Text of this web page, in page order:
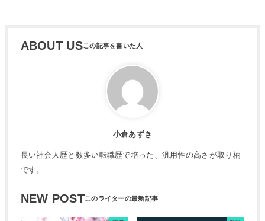
ABOUT US
小倉あずき
長い社会人歴と数多い転職歴で培った、汎用性の高さが取り柄
です。
NEW POST